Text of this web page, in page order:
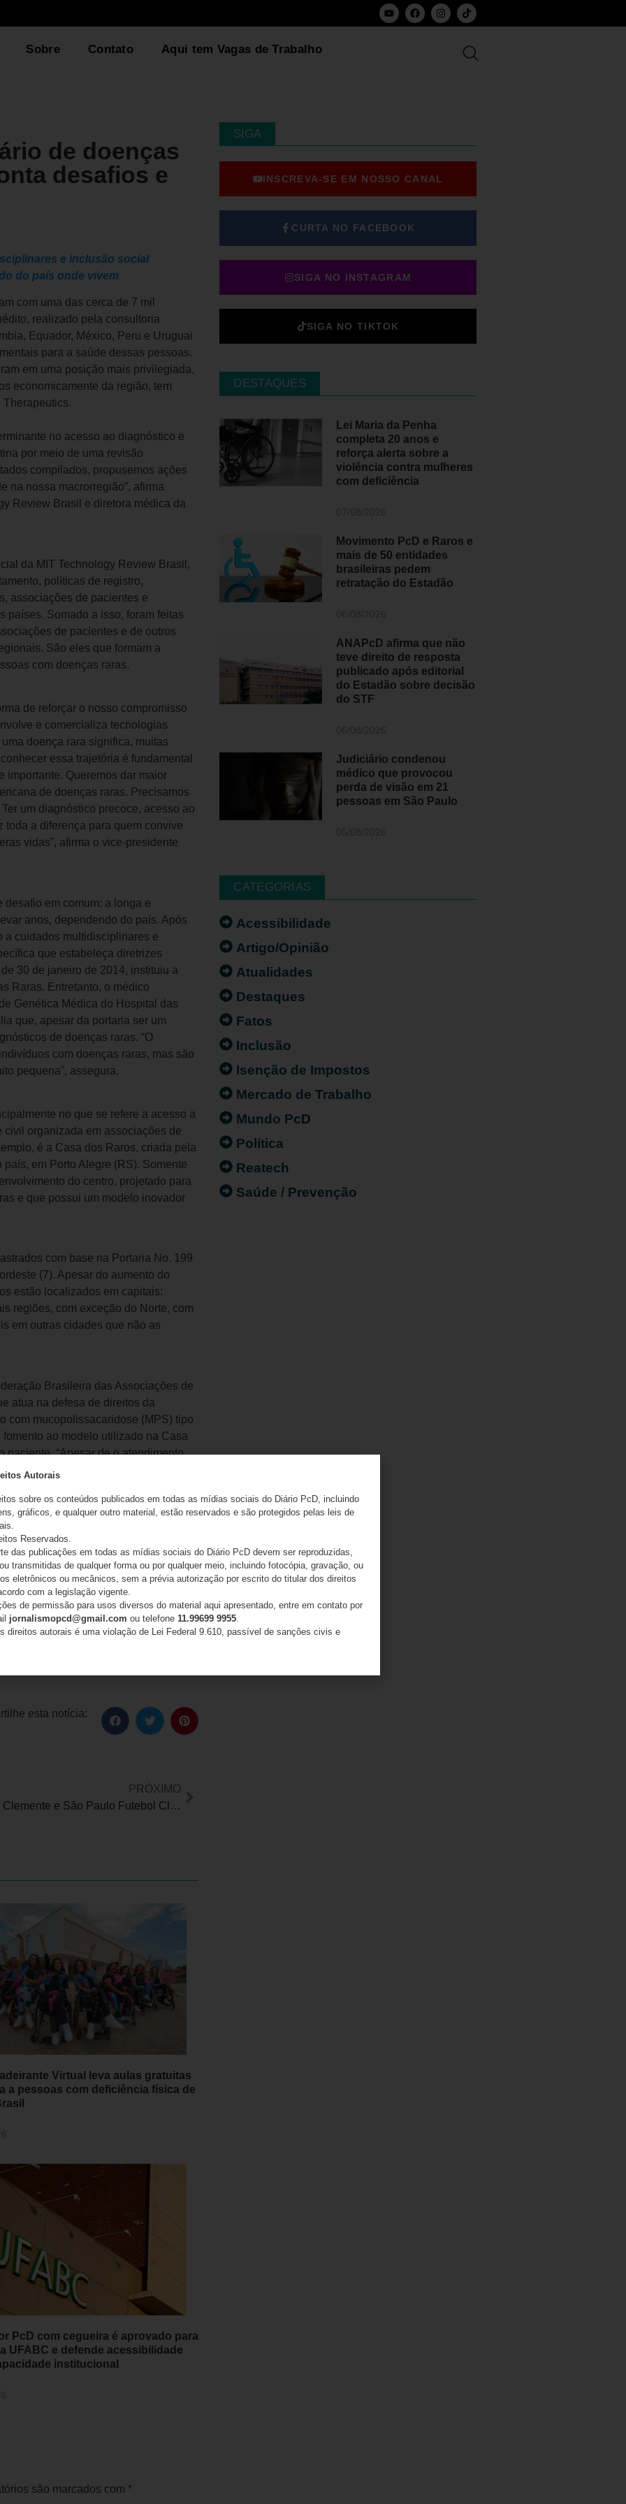
Sobre Contato Aqui tem Vagas de Trabalho
de doenças
desafios e
e inclusão social
do país onde vivem
com uma das cerca de 7 mil
realizado pela consultoria
Equador, México, Peru e Uruguai
para a saúde dessas pessoas.
em uma posição mais privilegiada,
economicamente da região, tem
Therapeutics.
no acesso ao diagnóstico e
por meio de uma revisão
compilados, propusemos ações
na nossa macrorregião”, afirma
Review Brasil e diretora médica da
da MIT Technology Review Brasil,
políticas de registro,
associações de pacientes e
países. Somado a isso, foram feitas
de pacientes e de outros
São eles que formam a
com doenças raras.
de reforçar o nosso compromisso
e comercializa tecnologias
doença rara significa, muitas
essa trajetória é fundamental
importante. Queremos dar maior
de doenças raras. Precisamos
um diagnóstico precoce, acesso ao
a diferença para quem convive
vidas”, afirma o vice-presidente
em comum: a longa e
anos, dependendo do país. Após
a cuidados multidisciplinares e
que estabeleça diretrizes
30 de janeiro de 2014, instituiu a
Raras. Entretanto, o médico
Genética Médica do Hospital das
que, apesar da portaria ser um
de doenças raras. “O
com doenças raras, mas são
pequena”, assegura.
no que se refere a acesso a
organizada em associações de
é a Casa dos Raros, criada pela
em Porto Alegre (RS). Somente
do centro, projetado para
e que possui um modelo inovador
com base na Portaria No. 199
(7). Apesar do aumento do
estão localizados em capitais:
regiões, com exceção do Norte, com
em outras cidades que não as
Brasileira das Associações de
atua na defesa de direitos da
com mucopolissacaridose (MPS) tipo
fomento ao modelo utilizado na Casa
paciente. “Apesar de o atendimento
ocorre, em média, em 41 dias.
para o Sistema Único de Saúde
qualidade e sem fila. É possível
investindo da forma correta”,
SR, Jansen AM, Rico-Restrepo M,
of rare diseases on caregivers in Latin
fpubh.2023.1127713. PMID:
esta notícia:
PRÓXIMO
Instituto Jô Clemente e São Paulo Futebol Clube lançam kit sensorial
Virtual leva aulas gratuitas
a pessoas com deficiência física de
PcD com cegueira é aprovado para
UFABC e defende acessibilidade
institucional
são marcados com *
SIGA
INSCREVA-SE EM NOSSO CANAL
CURTA NO FACEBOOK
SIGA NO INSTAGRAM
SIGA NO TIKTOK
DESTAQUES
Lei Maria da Penha
completa 20 anos e
reforça alerta sobre a
violência contra mulheres
com deficiência
Movimento PcD e Raros e
mais de 50 entidades
brasileiras pedem
retratação do Estadão
ANAPcD afirma que não
teve direito de resposta
publicado após editorial
do Estadão sobre decisão
do STF
Judiciário condenou
médico que provocou
perda de visão em 21
pessoas em São Paulo
CATEGORIAS
Acessibilidade
Artigo/Opinião
Atualidades
Destaques
Fatos
Inclusão
Isenção de Impostos
Mercado de Trabalho
Mundo PcD
Política
Reatech
Saúde / Prevenção
Autorais
sobre os conteúdos publicados em todas as mídias sociais do Diário PcD, incluindo
gráficos, e qualquer outro material, estão reservados e são protegidos pelas leis de
Reservados.
das publicações em todas as mídias sociais do Diário PcD devem ser reproduzidas,
transmitidas de qualquer forma ou por qualquer meio, incluindo fotocópia, gravação, ou
eletrônicos ou mecânicos, sem a prévia autorização por escrito do titular dos direitos
com a legislação vigente.
de permissão para usos diversos do material aqui apresentado, entre em contato por
jornalismopcd@gmail.com ou telefone 11.99699 9955
direitos autorais é uma violação de Lei Federal 9.610, passível de sanções civis e